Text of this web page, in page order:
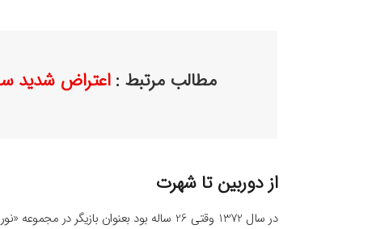
مطالب مرتبط :اعتراض شدید
از دوربین تا شهرت